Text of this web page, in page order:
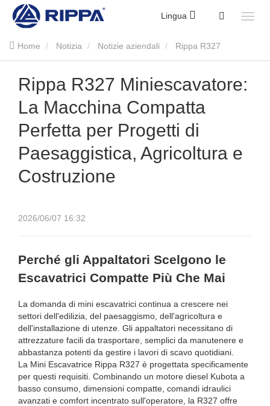
Lingua
Home Notizia Notizie aziendali
Paesaggistica, Agricoltura e Costruzione
Rippa R327 Miniescavatore:
La Macchina Compatta
Perfetta per Progetti di
Paesaggistica, Agricoltura e
Costruzione
2026/06/07 16:32
Perché gli Appaltatori Scelgono le
Escavatrici Compatte Più Che Mai
La domanda di mini escavatrici continua a crescere nei
settori dell'edilizia, del paesaggismo, dell'agricoltura e
dell'installazione di utenze. Gli appaltatori necessitano di
attrezzature facili da trasportare, semplici da manutenere e
abbastanza potenti da gestire i lavori di scavo quotidiani.
La Mini Escavatrice Rippa R327 è progettata specificamente
per questi requisiti. Combinando un motore diesel Kubota a
basso consumo, dimensioni compatte, comandi idraulici
avanzati e comfort incentrato sull'operatore, la R327 offre